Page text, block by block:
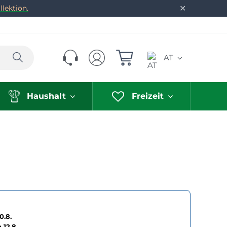
✕
Suchen AT
Haushalt Freizeit